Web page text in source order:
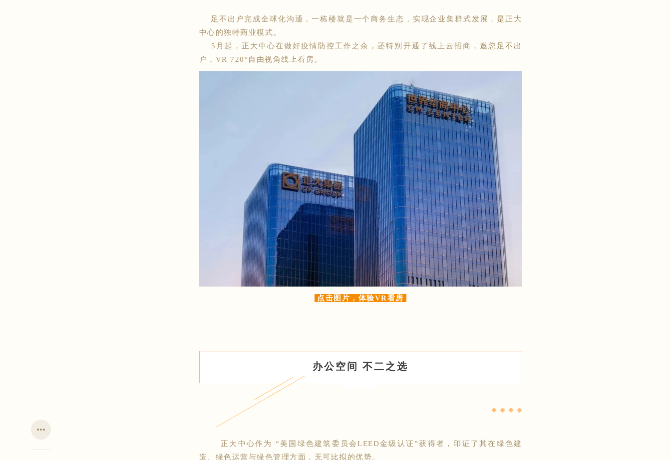
足不出户完成全球化沟通，一栋楼就是一个商务生态，实现企业集群式发展，是正大
中心的独特商业模式。
5月起，正大中心在做好疫情防控工作之余，还特别开通了线上云招商，邀您足不出
户，VR 720°自由视角线上看房。
点击图片，体验VR看房
办公空间 不二之选
◆ ◆ ◆ ◆
正大中心作为 “美国绿色建筑委员会LEED金级认证”获得者，印证了其在绿色建
造、绿色运营与绿色管理方面，无可比拟的优势。